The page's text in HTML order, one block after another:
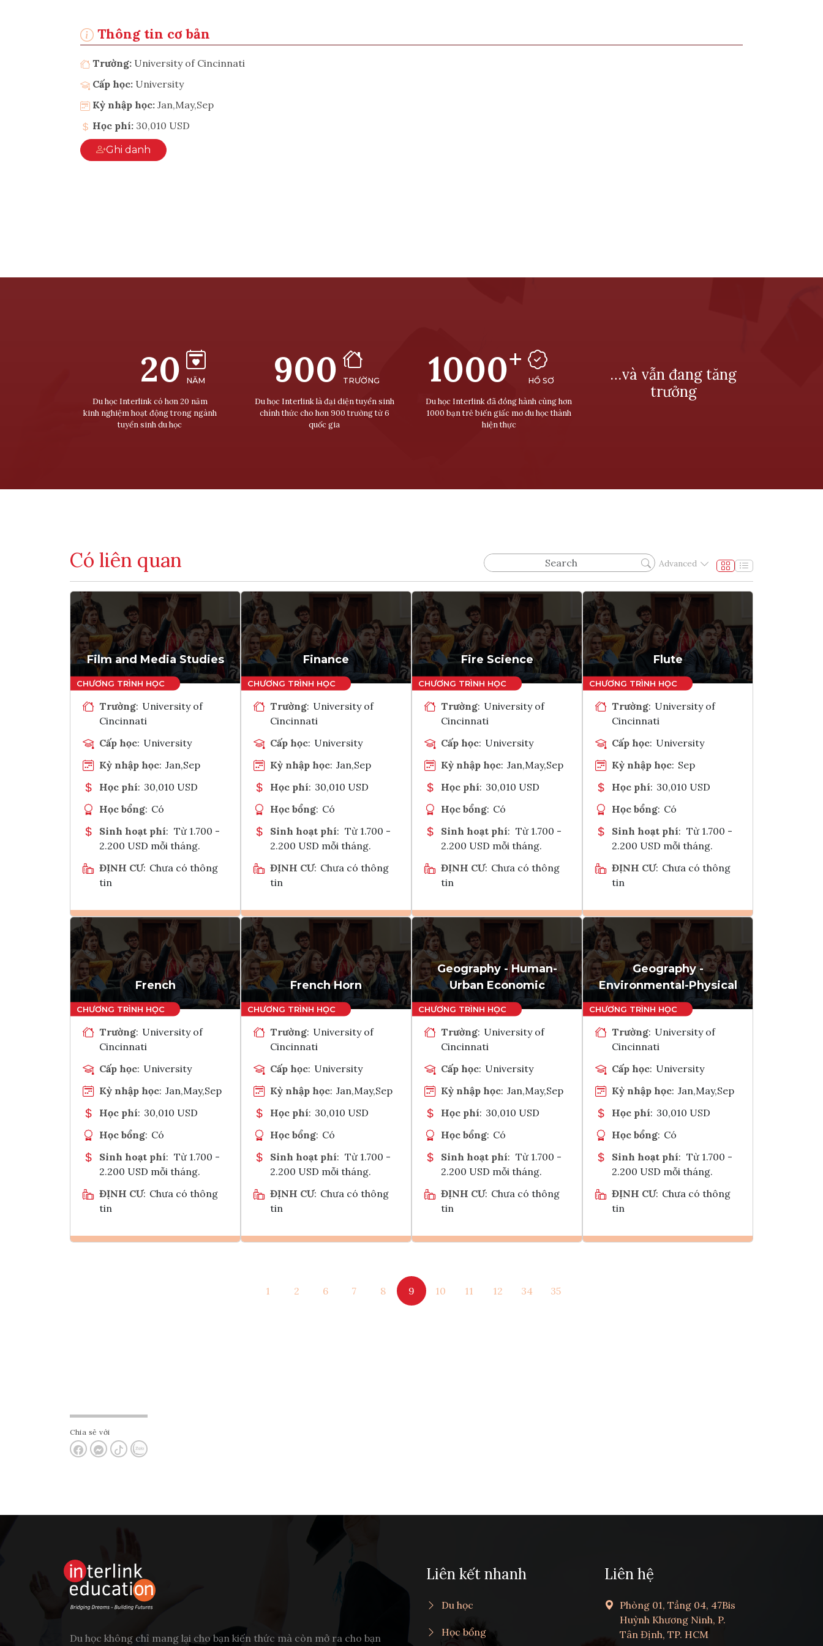
Thông tin cơ bản
Trường: University of Cincinnati
Cấp học: University
Kỳ nhập học: Jan,May,Sep
Học phí: 30,010 USD
Ghi danh
20 NĂM
Du học Interlink có hơn 20 năm
kinh nghiệm hoạt động trong ngành
tuyển sinh du học
900 TRƯỜNG
Du học Interlink là đại diện tuyển sinh
chính thức cho hơn 900 trường từ 6
quốc gia
1000+
HỒ SƠ
Du học Interlink đã đồng hành cùng hơn
1000 bạn trẻ biến giấc mơ du học thành
hiện thực
…và vẫn đang tăng
trưởng
Có liên quan Advanced
Film and Media Studies
Trường: University of
Cincinnati
Cấp học: University
Kỳ nhập học: Jan,Sep
Học phí: 30,010 USD
Học bổng: Có
Sinh hoạt phí: Từ 1.700 -
2.200 USD mỗi tháng.
ĐỊNH CƯ: Chưa có thông
tin
Ghi danh
Tham vấn Interlink
Finance
Trường: University of
Cincinnati
Cấp học: University
Kỳ nhập học: Jan,Sep
Học phí: 30,010 USD
Học bổng: Có
Sinh hoạt phí: Từ 1.700 -
2.200 USD mỗi tháng.
ĐỊNH CƯ: Chưa có thông
tin
Ghi danh
Tham vấn Interlink
Fire Science
Trường: University of
Cincinnati
Cấp học: University
Kỳ nhập học: Jan,May,Sep
Học phí: 30,010 USD
Học bổng: Có
Sinh hoạt phí: Từ 1.700 -
2.200 USD mỗi tháng.
ĐỊNH CƯ: Chưa có thông
tin
Ghi danh
Tham vấn Interlink
Flute
Trường: University of
Cincinnati
Cấp học: University
Kỳ nhập học: Sep
Học phí: 30,010 USD
Học bổng: Có
Sinh hoạt phí: Từ 1.700 -
2.200 USD mỗi tháng.
ĐỊNH CƯ: Chưa có thông
tin
Ghi danh
Tham vấn Interlink
French
Trường: University of
Cincinnati
Cấp học: University
Kỳ nhập học: Jan,May,Sep
Học phí: 30,010 USD
Học bổng: Có
Sinh hoạt phí: Từ 1.700 -
2.200 USD mỗi tháng.
ĐỊNH CƯ: Chưa có thông
tin
French Horn
Trường: University of
Cincinnati
Cấp học: University
Kỳ nhập học: Jan,May,Sep
Học phí: 30,010 USD
Học bổng: Có
Sinh hoạt phí: Từ 1.700 -
2.200 USD mỗi tháng.
ĐỊNH CƯ: Chưa có thông
tin
Tham vấn Interlink
Geography - Human-
Urban Economic
Trường: University of
Cincinnati
Cấp học: University
Kỳ nhập học: Jan,May,Sep
Học phí: 30,010 USD
Học bổng: Có
Sinh hoạt phí: Từ 1.700 -
2.200 USD mỗi tháng.
ĐỊNH CƯ: Chưa có thông
tin
Tham vấn Interlink
Geography -
Environmental-Physical
Trường: University of
Cincinnati
Cấp học: University
Kỳ nhập học: Jan,May,Sep
Học phí: 30,010 USD
Học bổng: Có
Sinh hoạt phí: Từ 1.700 -
2.200 USD mỗi tháng.
ĐỊNH CƯ: Chưa có thông
tin
1 2 6 7 8 9 10 11 12 34 35
Chia sẻ với
Du học không chỉ mang lại cho bạn kiến thức mà còn mở ra cho bạn
Liên kết nhanh
Du học
Học bổng
Liên hệ
Phòng 01, Tầng 04, 47Bis
Huỳnh Khương Ninh, P.
Tân Định, TP. HCM